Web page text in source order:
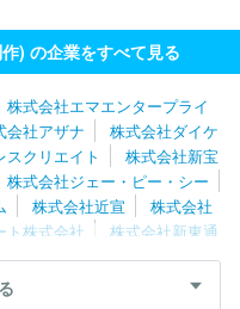
株式会社ファブリカホー
式会社イー・スピリット
) の企業をすべて見る
株式会社エマエンタープライ
会社アザナ
株式会社ダイケ
クリエイト
株式会社新宝
株式会社ジェー・ピー・シー
株式会社近宣
株式会社
ト株式会社
株式会社新東通
カホールディングス
株式会
社大新社
株式会社ＣＤ